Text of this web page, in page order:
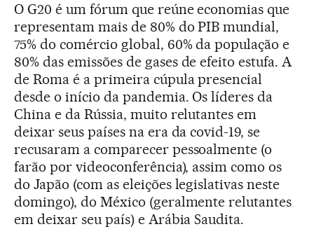
O G20 é um fórum que reúne economias que
representam mais de 80% do PIB mundial,
75% do comércio global, 60% da população e
80% das emissões de gases de efeito estufa. A
de Roma é a primeira cúpula presencial
desde o início da pandemia. Os líderes da
China e da Rússia, muito relutantes em
deixar seus países na era da covid-19, se
recusaram a comparecer pessoalmente (o
farão por videoconferência), assim como os
do Japão (com as eleições legislativas neste
domingo), do México (geralmente relutantes
em deixar seu país) e Arábia Saudita.